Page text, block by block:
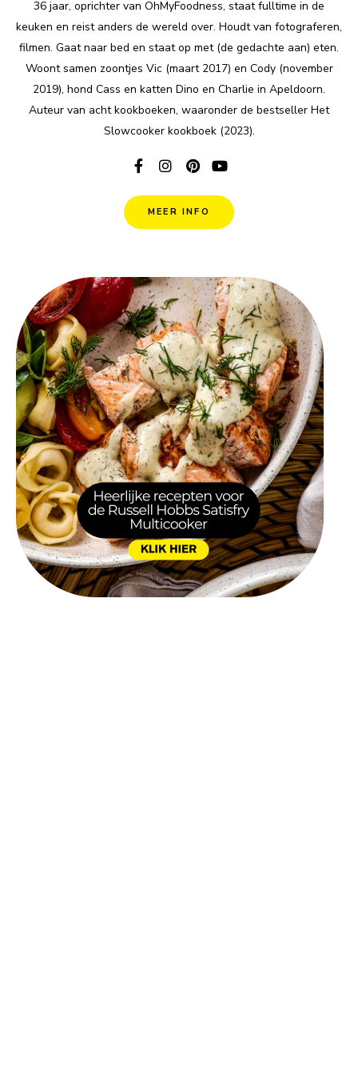
36 jaar, oprichter van OhMyFoodness, staat fulltime in de
keuken en reist anders de wereld over. Houdt van fotograferen,
filmen. Gaat naar bed en staat op met (de gedachte aan) eten.
Woont samen zoontjes Vic (maart 2017) en Cody (november
2019), hond Cass en katten Dino en Charlie in Apeldoorn.
Auteur van acht kookboeken, waaronder de bestseller Het
Slowcooker kookboek (2023).
MEER INFO